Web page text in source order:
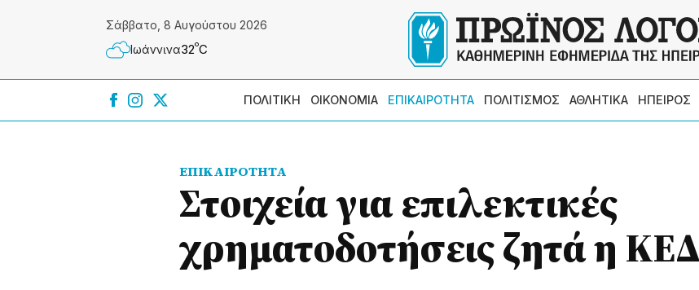
Σάββατο, 8 Αυγούστου 2026
Ιωάννɩνα32ºC
ΠΟΛΙΤΙΚΗ ΟΙΚΟΝΟΜΙΑ ΕΠΙΚΑΙΡΟΤΗΤΑ ΠΟΛΙΤΙΣΜΟΣ ΑΘΛΗΤΙΚΑ ΗΠΕΙΡΟΣ
ΕΠΙΚΑΙΡΟΤΗΤΑ
Στοιχεία για επιλεκτικές
χρηματοδοτήσεις ζητά η